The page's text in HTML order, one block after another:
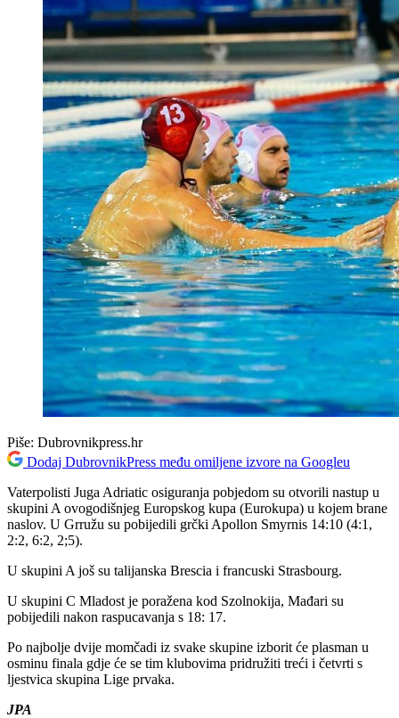
Piše: Dubrovnikpress.hr
Dodaj DubrovnikPress među omiljene izvore na Googleu
Vaterpolisti Juga Adriatic osiguranja pobjedom su otvorili nastup u
skupini A ovogodišnjeg Europskog kupa (Eurokupa) u kojem brane
naslov. U Grružu su pobijedili grčki Apollon Smyrnis 14:10 (4:1,
2:2, 6:2, 2;5).
U skupini A još su talijanska Brescia i francuski Strasbourg.
U skupini C Mladost je poražena kod Szolnokija, Mađari su
pobijedili nakon raspucavanja s 18: 17.
Po najbolje dvije momčadi iz svake skupine izborit će plasman u
osminu finala gdje će se tim klubovima pridružiti treći i četvrti s
ljestvica skupina Lige prvaka.
JPA